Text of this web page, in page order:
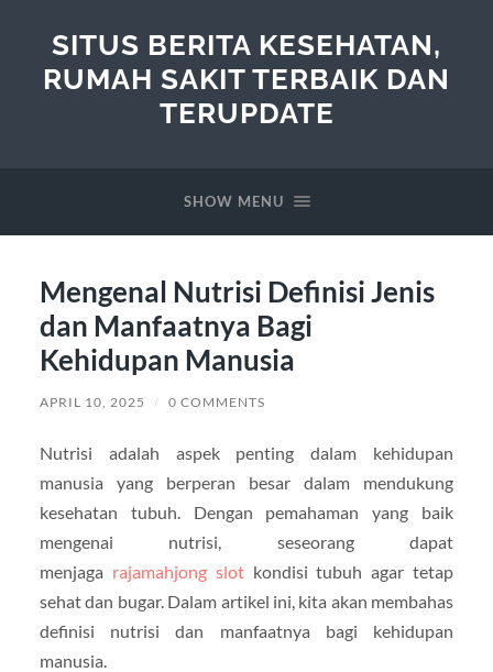
SITUS BERITA KESEHATAN,
RUMAH SAKIT TERBAIK DAN
TERUPDATE
SHOW MENU
Mengenal Nutrisi Definisi Jenis
dan Manfaatnya Bagi
Kehidupan Manusia
APRIL 10, 2025 / 0 COMMENTS
Nutrisi adalah aspek penting dalam kehidupan
manusia yang berperan besar dalam mendukung
kesehatan tubuh. Dengan pemahaman yang baik
mengenai nutrisi, seseorang dapat
menjaga rajamahjong slotkondisi tubuh agar tetap
sehat dan bugar. Dalam artikel ini, kita akan membahas
definisi nutrisi dan manfaatnya bagi kehidupan
manusia.